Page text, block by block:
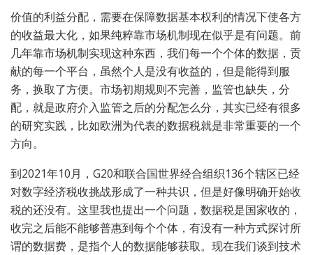
价值的利益分配，需要在保障数据基本权利的情况下使各方
的收益最大化，如果纯粹靠市场机制现在似乎是有问题。前
几年靠市场机制实现这种东西，我们每一个个体的数据，贡
献的每一个平台，虽然个人是没有收益的，但是能得到服
务，换取了方便。市场初期规则不完善，监管也缺失，分
配，就是政府介入监管之后的分配怎么分，其实已经有很多
的研究实践，比如欧洲为代表的数据税就是非常重要的一个
方向。
到2021年10月，G20和联合国世界经合组织136个辖区已经
对数字经济税收挑战形成了一种共识，但是好像明确开始收
税的还没有。这里我也提出一个问题，数据税是国家收的，
收完之后能不能够普惠到每个个体，有没有一种方式探讨所
谓的数据费，是指个人的数据能够获取。现在我们谈到技术